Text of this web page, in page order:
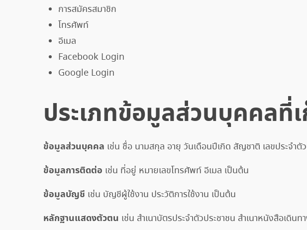
การสมัครสมาชิก
โทรศัพท์
อีเมล
Facebook Login
Google Login
ประเภทข้อมูลส่วนบุคคลที่
ข้อมูลส่วนบุคคล เช่น ชื่อ นามสกุล อายุ วันเดือนปีเกิด สัญชาติ เลขประจำตั
ข้อมูลการติดต่อ เช่น ที่อยู่ หมายเลขโทรศัพท์ อีเมล เป็นต้น
ข้อมูลบัญชี เช่น บัญชีผู้ใช้งาน ประวัติการใช้งาน เป็นต้น
หลักฐานแสดงตัวตน เช่น สำเนาบัตรประจำตัวประชาชน สำเนาหนังสือเดินท